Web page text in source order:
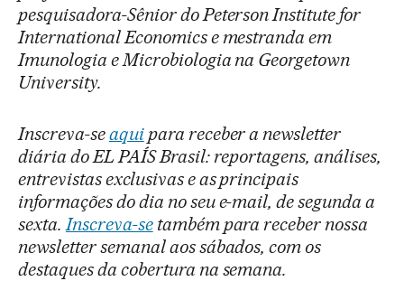
pesquisadora-Sênior do Peterson Institute for
International Economics e mestranda em
Imunologia e Microbiologia na Georgetown
University.
Inscreva-seaquipara receber a newsletter
diária do EL PAÍS Brasil: reportagens, análises,
entrevistas exclusivas e as principais
informações do dia no seu e-mail, de segunda a
sexta.Inscreva-setambém para receber nossa
newsletter semanal aos sábados, com os
destaques da cobertura na semana.